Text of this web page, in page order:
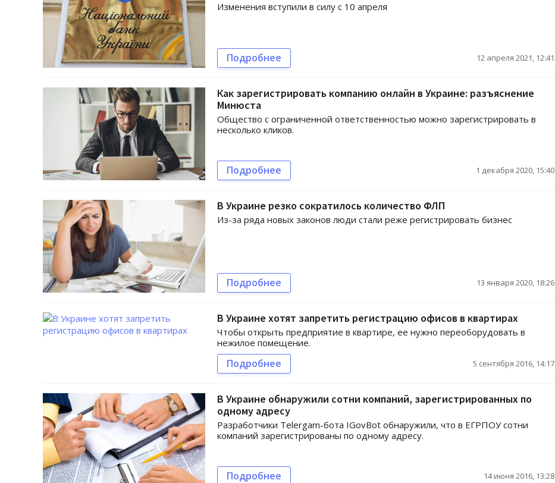
Изменения вступили в силу с 10 апреля
Подробнее 12 апреля 2021, 12:41
Как зарегистрировать компанию онлайн в Украине: разъяснение
Минюста
Общество с ограниченной ответственностью можно зарегистрировать в
несколько кликов.
Подробнее 1 декабря 2020, 15:40
В Украине резко сократилось количество ФЛП
Из-за ряда новых законов люди стали реже регистрировать бизнес
Подробнее 13 января 2020, 18:26
В Украине хотят запретить регистрацию офисов в квартирах
Чтобы открыть предприятие в квартире, ее нужно переоборудовать в
нежилое помещение.
Подробнее 5 сентября 2016, 14:17
В Украине обнаружили сотни компаний, зарегистрированных по
одному адресу
Разработчики Telergam-бота IGovBot обнаружили, что в ЕГРПОУ сотни
компаний зарегистрированы по одному адресу.
Подробнее 14 июня 2016, 13:28